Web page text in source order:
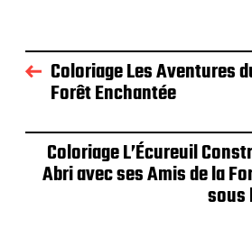
Coloriage Les Aventures
Forêt Enchantée
Coloriage L’Écureuil
Abri avec ses Amis de la
sous